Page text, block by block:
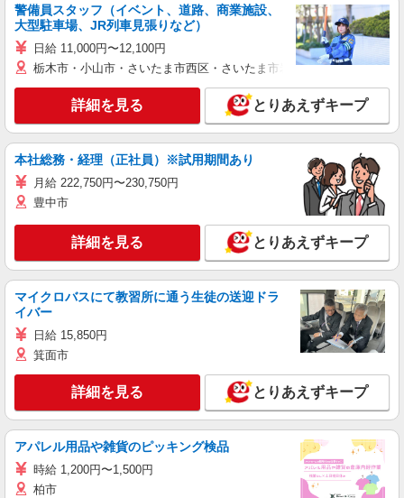
警備員スタッフ（イベント、道路、商業施設、
大型駐車場、JR列車見張りなど）
日給 11,000円〜12,100円
栃木市・小山市・さいたま市西区・さいたま市岩槻区・久喜市・蓮田
詳細を見る とりあえずキープ
本社総務・経理（正社員）※試用期間あり
月給 222,750円〜230,750円
豊中市
詳細を見る とりあえずキープ
マイクロバスにて教習所に通う生徒の送迎ドラ
イバー
日給 15,850円
箕面市
詳細を見る とりあえずキープ
アパレル用品や雑貨のピッキング検品
時給 1,200円〜1,500円
柏市